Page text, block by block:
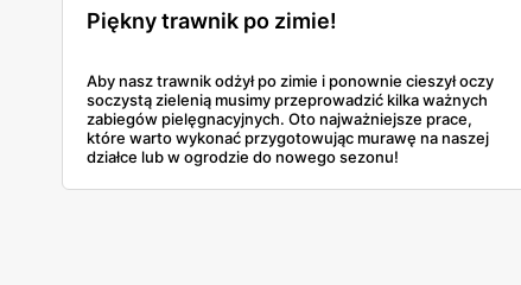
Piękny trawnik po zimie!
Aby nasz trawnik odżył po zimie i ponownie cieszył oczy
soczystą zielenią musimy przeprowadzić kilka ważnych
zabiegów pielęgnacyjnych. Oto najważniejsze prace,
które warto wykonać przygotowując murawę na naszej
działce lub w ogrodzie do nowego sezonu!